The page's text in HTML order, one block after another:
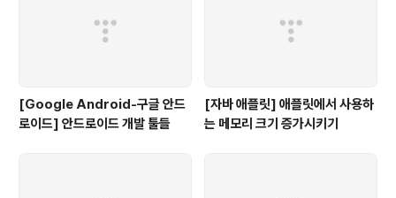
[Google Android-구글 안드
로이드] 안드로이드 개발 툴들
[자바 애플릿] 애플릿에서 사용하
는 메모리 크기 증가시키기